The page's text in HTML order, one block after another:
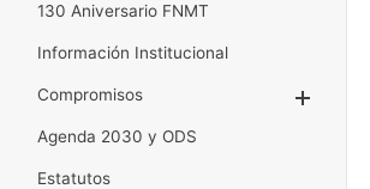
130 Aniversario FNMT
Información Institucional
Compromisos
Agenda 2030 y ODS
Estatutos